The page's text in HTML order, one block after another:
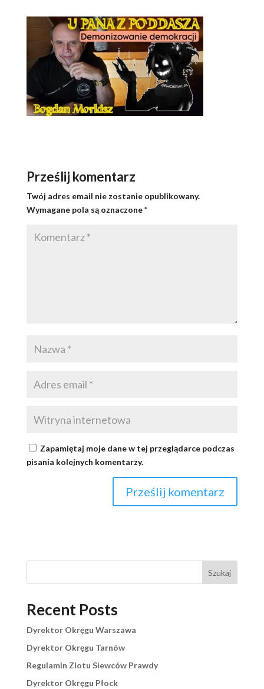
Prześlij komentarz
Twój adres email nie zostanie opublikowany.
Wymagane pola są oznaczone*
Zapamiętaj moje dane w tej przeglądarce podczas
pisania kolejnych komentarzy.
Szukaj
Recent Posts
Dyrektor Okręgu Warszawa
Dyrektor Okręgu Tarnów
Regulamin Zlotu Siewców Prawdy
Dyrektor Okręgu Płock